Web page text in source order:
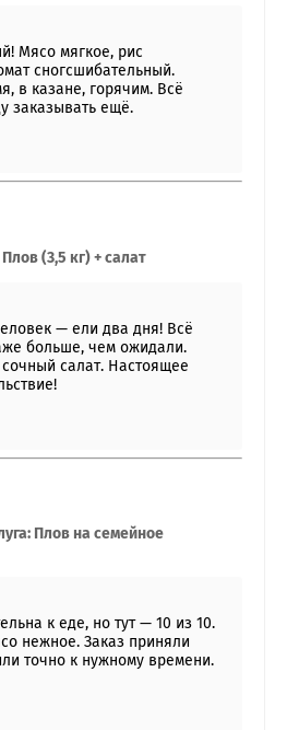
Мясо мягкое, рис
сногсшибательный.
в казане, горячим. Всё
заказывать ещё.
(3,5 кг) + салат
— ели два дня! Всё
больше, чем ожидали.
салат. Настоящее
Плов на семейное
к еде, но тут — 10 из 10.
нежное. Заказ приняли
точно к нужному времени.